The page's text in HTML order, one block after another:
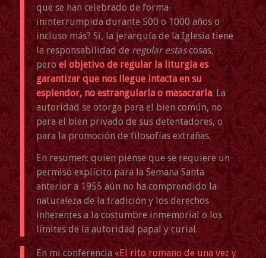
que se han celebrado de forma
ininterrumpida durante 500 o 1000 años o
incluso más? Sí, la jerarquía de la Iglesia tiene
la responsabilidad de regular estascosas,
peroel objetivo de regular la liturgia es
garantizar que nos llegue intacta en su
esplendor, no estrangularla o masacrarla. La
autoridad se otorga para el bien común, no
para el bien privado de sus detentadores, o
para la promoción de filosofías extrañas.
En resumen: quien piense que se requiere un
permiso explícito para la Semana Santa
anterior a 1955 aún no ha comprendido la
naturaleza de la tradición y los derechos
inherentes a la costumbre inmemorial o los
límites de la autoridad papal y curial.
En mi conferencia «El rito romano de una vez y